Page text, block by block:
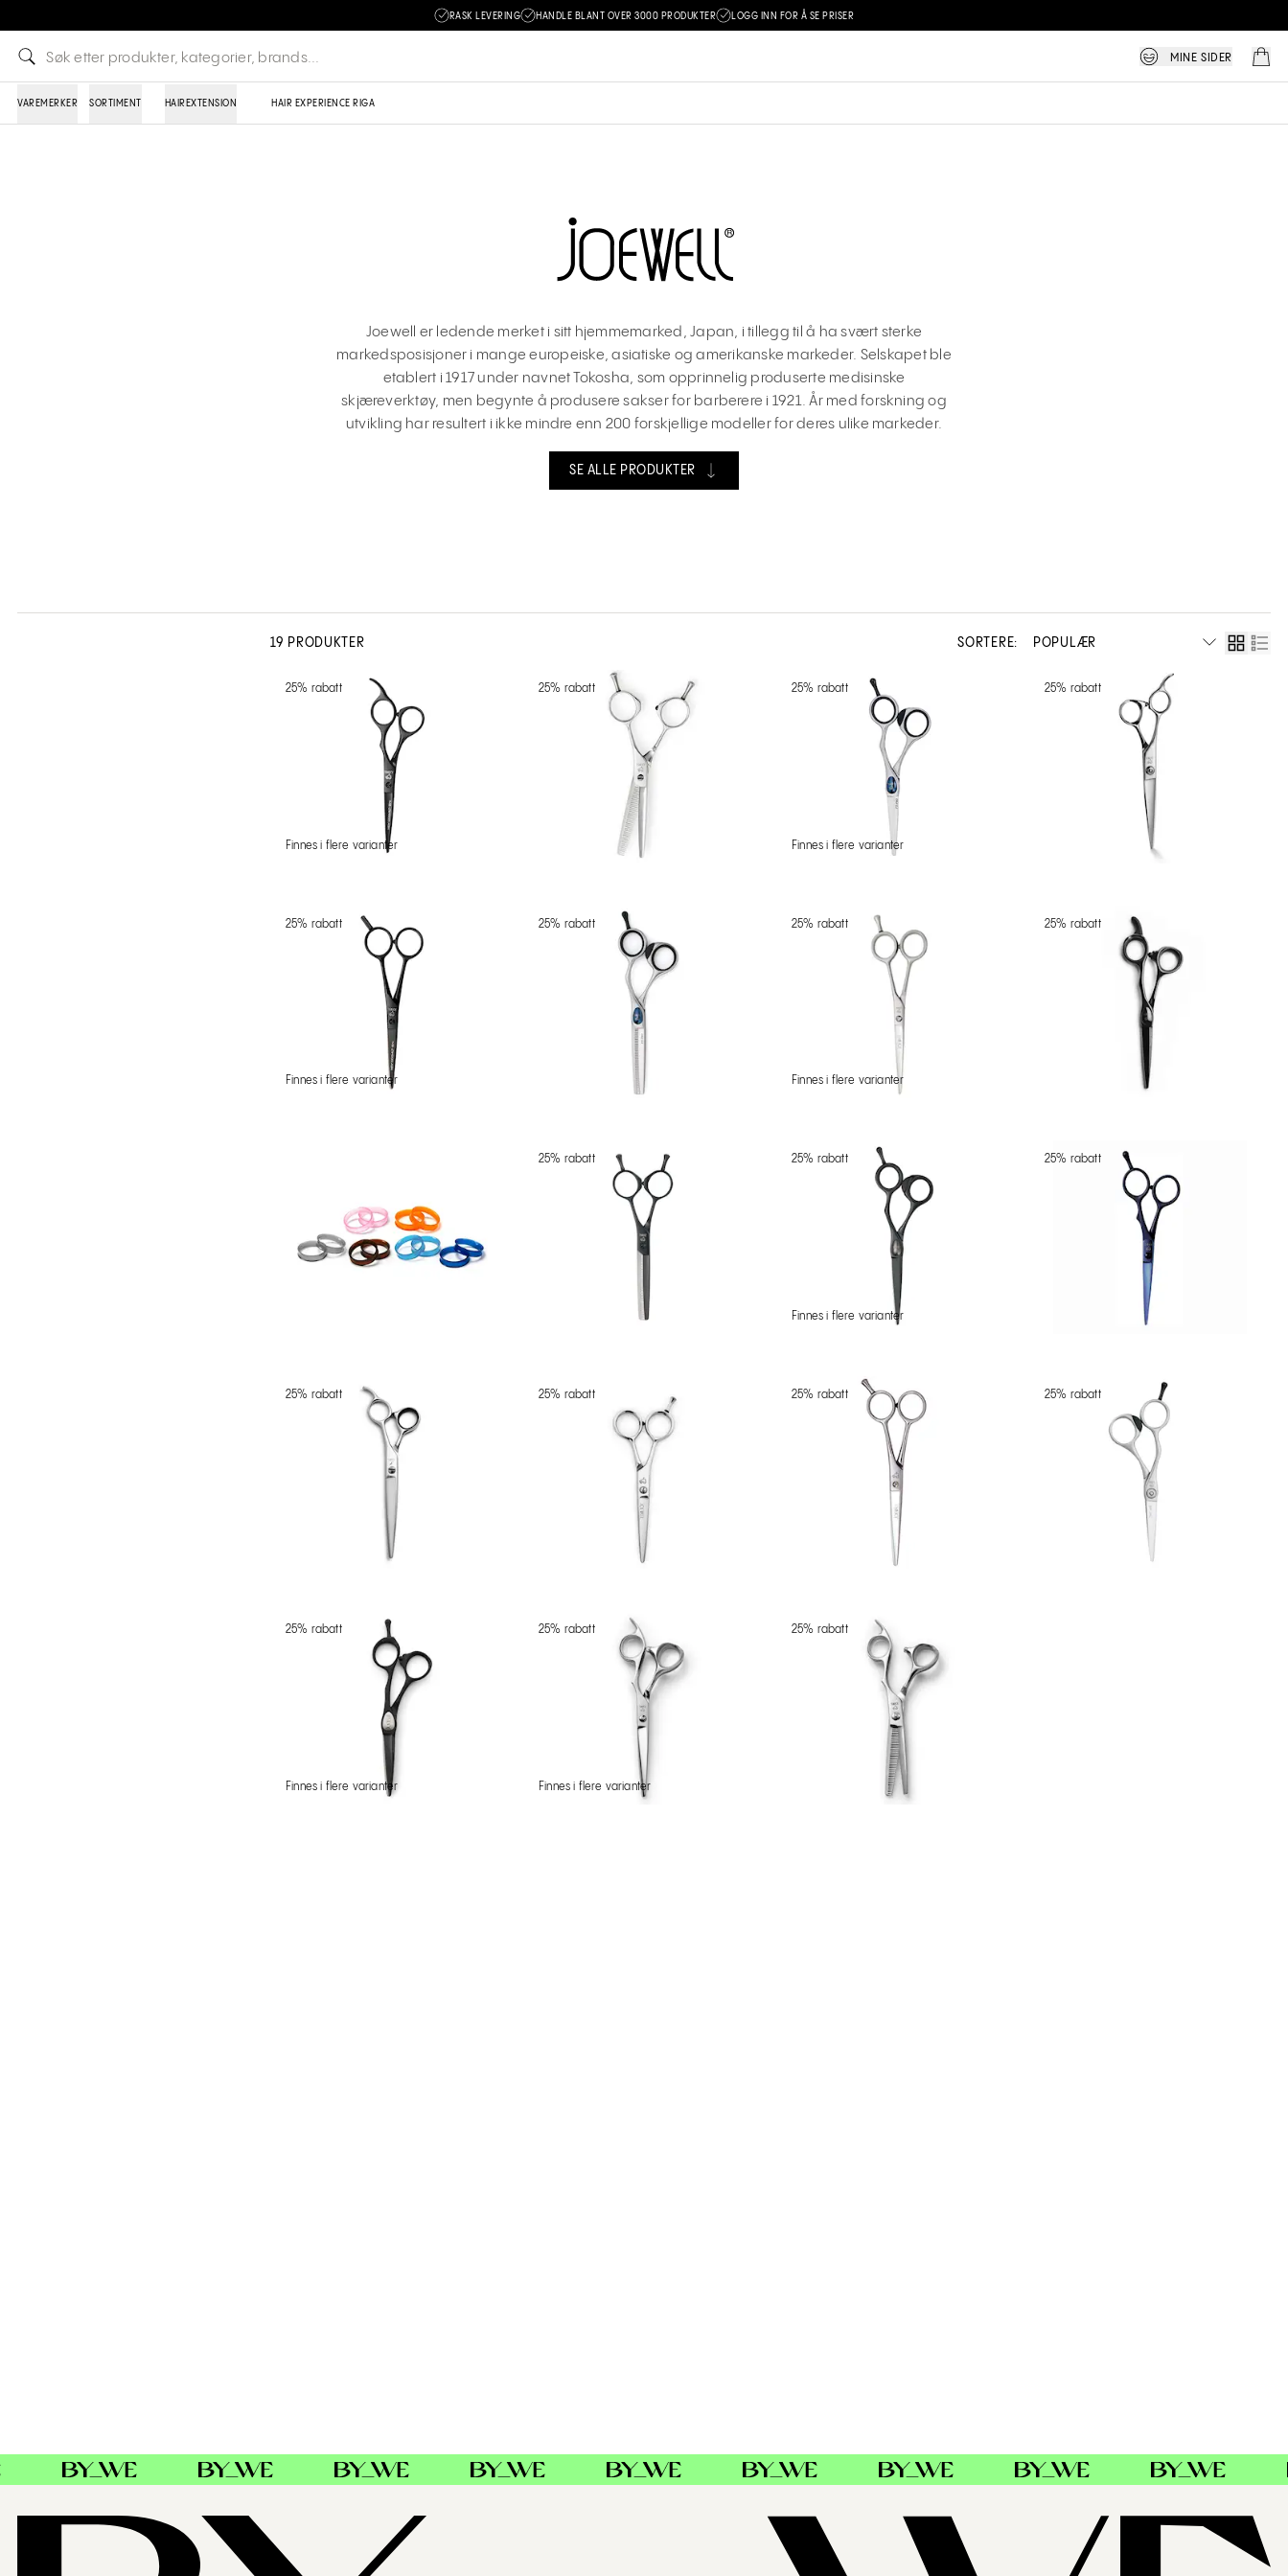
RASK LEVERING HANDLE BLANT OVER 3000 PRODUKTER LOGG INN FOR Å SE PRISER
MINE SIDER
VAREMERKER SORTIMENT HAIREXTENSION HAIR EXPERIENCE RIGA
Joewell er ledende merket i sitt hjemmemarked, Japan, i tillegg til å ha svært sterke
markedsposisjoner i mange europeiske, asiatiske og amerikanske markeder. Selskapet ble
etablert i 1917 under navnet Tokosha, som opprinnelig produserte medisinske
skjæreverktøy, men begynte å produsere sakser for barberere i 1921. År med forskning og
utvikling har resultert i ikke mindre enn 200 forskjellige modeller for deres ulike markeder.
SE ALLE PRODUKTER
19 PRODUKTER SORTERE:
25% rabatt
Finnes i flere varianter
25% rabatt 25% rabatt
Finnes i flere varianter
25% rabatt
25% rabatt
Finnes i flere varianter
25% rabatt 25% rabatt
Finnes i flere varianter
25% rabatt
25% rabatt 25% rabatt
Finnes i flere varianter
25% rabatt
25% rabatt 25% rabatt 25% rabatt 25% rabatt
25% rabatt
Finnes i flere varianter
25% rabatt
Finnes i flere varianter
25% rabatt